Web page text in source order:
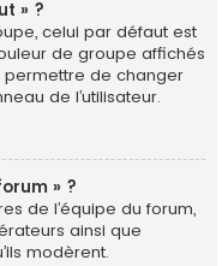
» ?
celui par défaut est
de groupe affichés
permettre de changer
de l’utilisateur.
» ?
de l’équipe du forum,
ainsi que
modèrent.